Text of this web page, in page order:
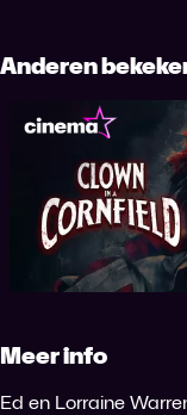
Anderen
Clown in
Meer info
Ed en Lorraine